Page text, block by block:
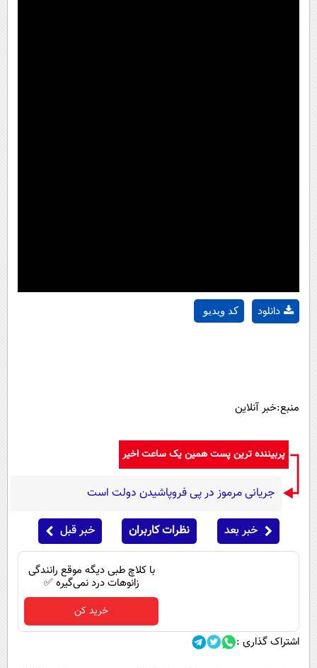
کد ویدیو دانلود
منبع:خبر آنلاین
پربیننده ترین پست همین یک ساعت اخیر
جریانی مرموز در پی فروپاشیدن دولت است
خبر بعد نظرات کاربران خبر قبل
با کلاچ طبی دیگه موقع رانندگی
زانوهات درد نمی‌گیره ✅
خرید کن
اشتراک گذاری :